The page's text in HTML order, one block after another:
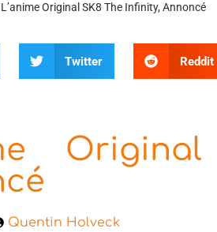
L’anime Original SK8 The Infinity, Annoncé
Twitter Reddit
Quentin Holveck